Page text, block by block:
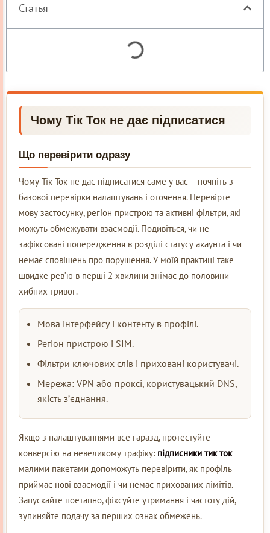
Статья
Чому Тік Ток не дає підписатися
Що перевірити одразу
Чому Тік Ток не дає підписатися саме у вас – почніть з
базової перевірки налаштувань і оточення. Перевірте
мову застосунку, регіон пристрою та активні фільтри, які
можуть обмежувати взаємодії. Подивіться, чи не
зафіксовані попередження в розділі статусу акаунта і чи
немає сповіщень про порушення. У моїй практиці таке
швидке рев’ю в перші 2 хвилини знімає до половини
хибних тривог.
Мова інтерфейсу і контенту в профілі.
Регіон пристрою і SIM.
Фільтри ключових слів і приховані користувачі.
Мережа: VPN або проксі, користувацький DNS,
якість з’єднання.
Якщо з налаштуваннями все гаразд, протестуйте
конверсію на невеликому трафіку: підписники тик ток
малими пакетами допоможуть перевірити, як профіль
приймає нові взаємодії і чи немає прихованих лімітів.
Запускайте поетапно, фіксуйте утримання і частоту дій,
зупиняйте подачу за перших ознак обмежень.